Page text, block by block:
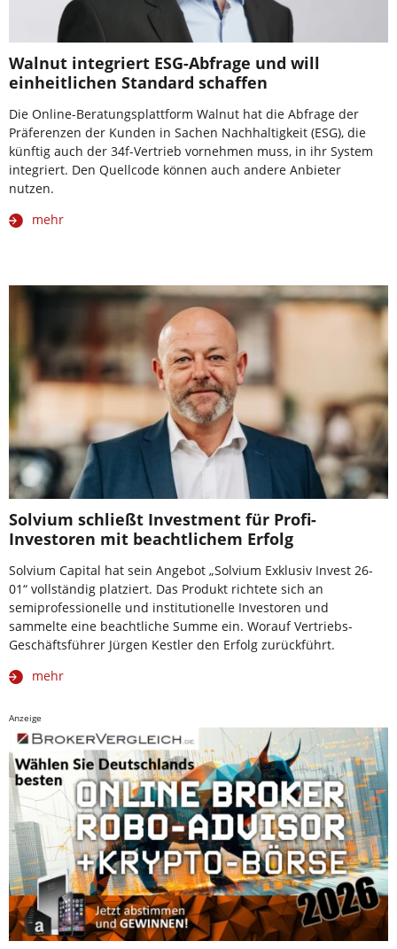
Walnut integriert ESG-Abfrage und will
einheitlichen Standard schaffen
Die Online-Beratungsplattform Walnut hat die Abfrage der
Präferenzen der Kunden in Sachen Nachhaltigkeit (ESG), die
künftig auch der 34f-Vertrieb vornehmen muss, in ihr System
integriert. Den Quellcode können auch andere Anbieter
nutzen.
mehr
Solvium schließt Investment für Profi-
Investoren mit beachtlichem Erfolg
Solvium Capital hat sein Angebot „Solvium Exklusiv Invest 26-
01“ vollständig platziert. Das Produkt richtete sich an
semiprofessionelle und institutionelle Investoren und
sammelte eine beachtliche Summe ein. Worauf Vertriebs-
Geschäftsführer Jürgen Kestler den Erfolg zurückführt.
mehr
Anzeige